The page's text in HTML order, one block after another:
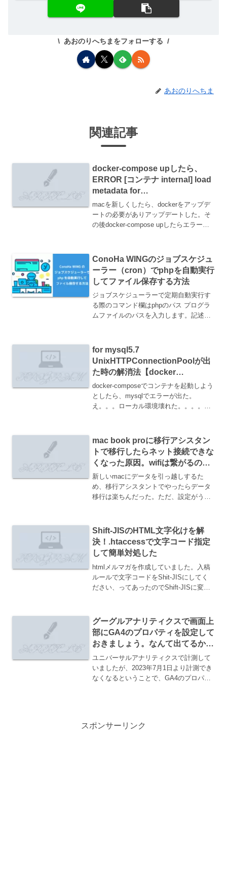
あおのりへちまをフォローする
あおのりへちま
関連記事
docker-compose upしたら、
ERROR [コンテナ internal] load
metadata for
docker.io/library/centos:7.4.170
8が出た
macを新しくしたら、dockerをアップデ
ートの必要がありアップデートした。そ
の後docker-compose upしたらエラーが
ConoHa WINGのジョブスケジュ
ーラー（cron）でphpを自動実行
してファイル保存する方法
ジョブスケジューラーで定期自動実行す
る際のコマンド欄はphpのパス プログラ
ムファイルのパスを入力します。記述例
for mysql5.7
UnixHTTPConnectionPoolが出
た時の解消法【docker
compose】
docker-composeでコンテナを起動しよう
としたら、mysqlでエラーが出た。
え。。。ローカル環境壊れた。。。。エ
した？MACPC:dirname ao...
mac book proに移行アシスタン
トで移行したらネット接続できな
くなった原因。wifiは繋がるの
に。。。
新しいmacにデータを引っ越しするた
め、移行アシスタントでやったらデータ
移行は楽ちんだった。ただ、設定がうま
ュリティソフトだった。解決システム設
定＞プライバシーと...
Shift-JISのHTML文字化けを解
決！.htaccessで文字コード指定
して簡単対処した
htmlメルマガを作成していました。入稿
ルールで文字コードをShit-JISにしてく
ださい、ってあったのでShift-JISに変換
ードShift-JISのhtmlを文字...
グーグルアナリティクスで画面上
部にGA4のプロパティを設定して
おきましょう。なんて出てるから
UAからGA４にする。
ユニバーサルアナリティクスで計測して
いましたが、2023年7月1日より計測でき
なくなるということで、GA4のプロパテ
スポンサーリンク